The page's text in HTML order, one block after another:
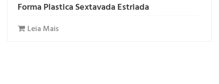
Forma Plastica Sextavada Estriada
Leia Mais